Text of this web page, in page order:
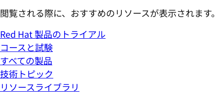
閲覧される際に、おすすめのリソースが表示されます。
Red Hat 製品のトライアル
コースと試験
すべての製品
技術トピック
リソースライブラリ